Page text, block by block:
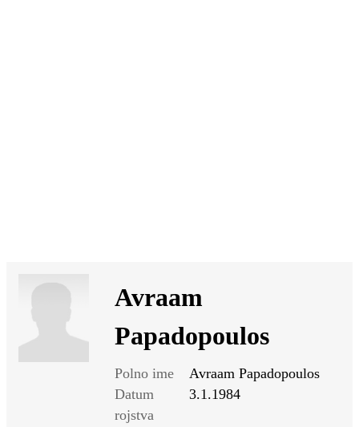
Avraam
Papadopoulos
Polno ime
Avraam Papadopoulos
Datum
rojstva
3.1.1984